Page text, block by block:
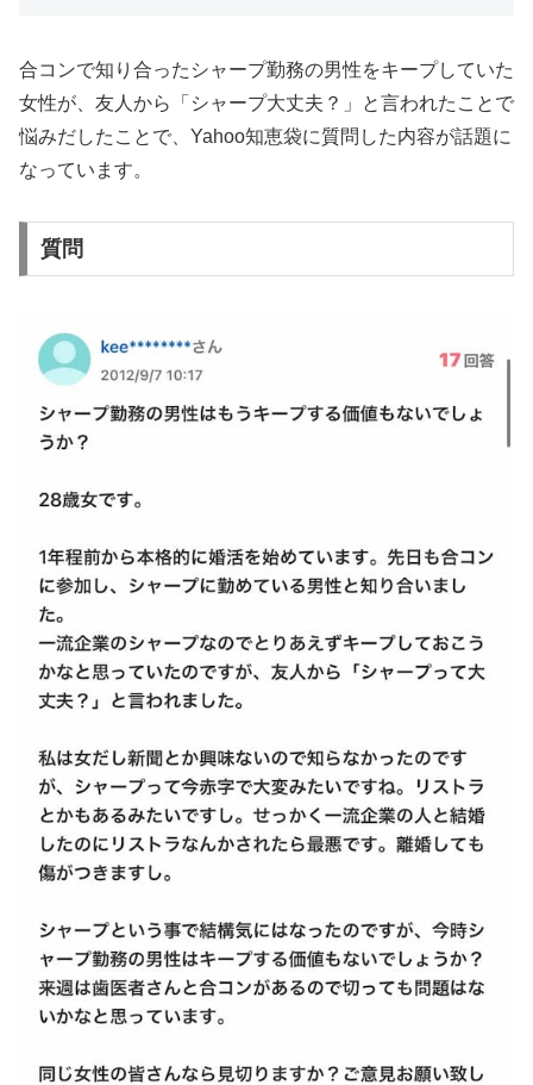
合コンで知り合ったシャープ勤務の男性をキープしていた
女性が、友人から「シャープ大丈夫？」と言われたことで
悩みだしたことで、Yahoo知恵袋に質問した内容が話題に
なっています。
質問